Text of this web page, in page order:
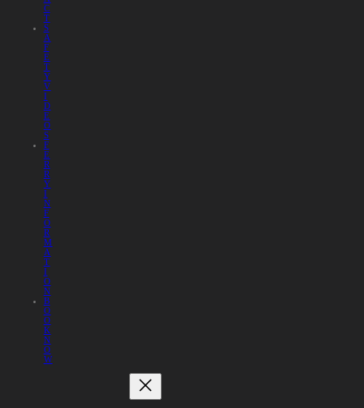
C
T
S
A
F
E
T
Y
V
I
D
E
O
S
F
E
R
R
Y
I
N
F
O
R
M
A
T
I
O
N
B
O
O
K
N
O
W